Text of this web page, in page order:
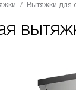
Вытяжки для